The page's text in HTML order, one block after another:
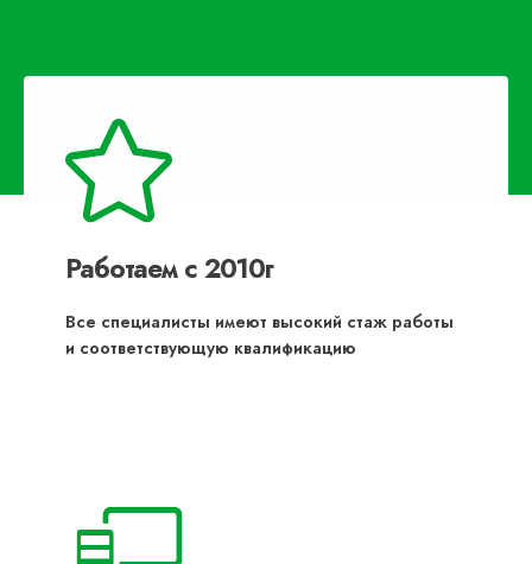
Работаем с 2010г
Все специалисты имеют высокий стаж работы
и соответствующую квалификацию